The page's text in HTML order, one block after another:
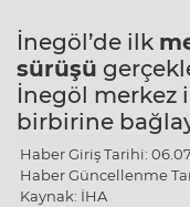
İnegöl’de ilk
sürüşü
İnegöl merkez
birbirine
Haber Giriş Tarihi:
Haber Güncellenme
Kaynak: İHA